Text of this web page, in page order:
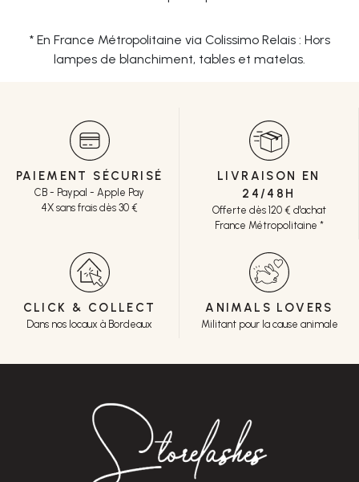
* En France Métropolitaine via Colissimo Relais : Hors
lampes de blanchiment, tables et matelas.
PAIEMENT SÉCURISÉ
CB - Paypal - Apple Pay
4X sans frais dès 30 €
LIVRAISON EN
24/48H
Offerte dès 120 € d'achat
France Métropolitaine *
CLICK & COLLECT
Dans nos locaux à Bordeaux
ANIMALS LOVERS
Militant pour la cause animale